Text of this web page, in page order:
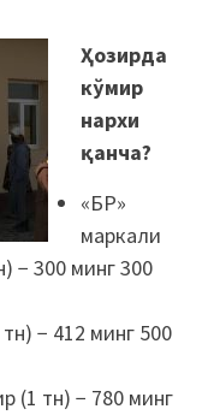
Ҳозирда
кўмир
нархи
қанча?
«БР»
маркали
− 300 минг 300
− 412 минг 500
(1 тн) − 780 минг